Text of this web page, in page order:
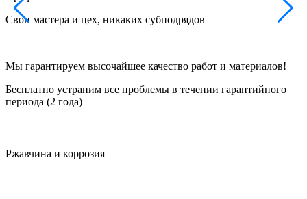
Свои мастера и цех, никаких субподрядов
Мы гарантируем высочайшее качество работ и материалов!
Бесплатно устраним все проблемы в течении гарантийного
периода (2 года)
Ржавчина и коррозия